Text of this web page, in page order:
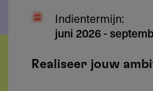
Indientermijn:
juni 2026-
Realiseer jouw